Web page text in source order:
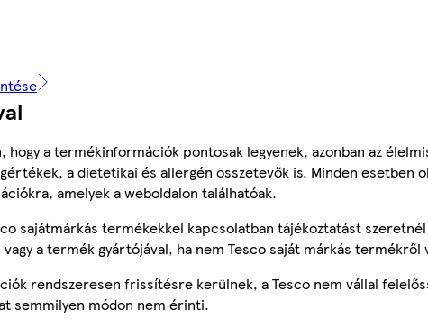
hogy a termékinformációk pontosak legyenek, azonban az
a dietetikai és allergén összetevők is. Minden esetben
amelyek a weboldalon találhatóak.
sajátmárkás termékekkel kapcsolatban tájékoztatást
a termék gyártójával, ha nem Tesco saját márkás termékről
rendszeresen frissítésre kerülnek, a Tesco nem vállal
semmilyen módon nem érinti.